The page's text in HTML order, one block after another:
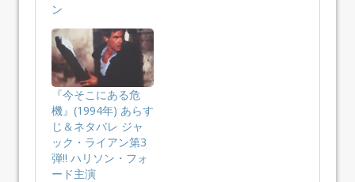
ン
『今そこにある危
機』(1994年) あらす
じ＆ネタバレ ジャ
ック・ライアン第3
弾!! ハリソン・フォ
ード主演